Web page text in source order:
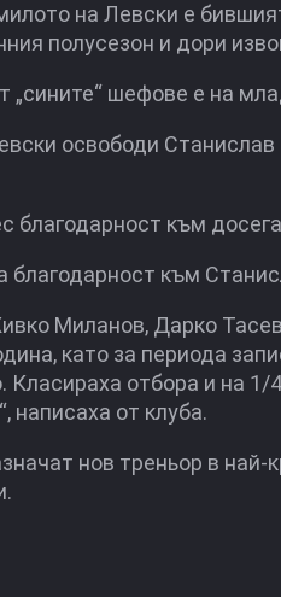
на Левски е
полусезон и дори
„сините“ шефове е на
освободи Станислав
благодарност към
благодарност към
Миланов, Дарко
като за периода
Класираха отбора и на
написаха от клуба.
нов треньор в най-